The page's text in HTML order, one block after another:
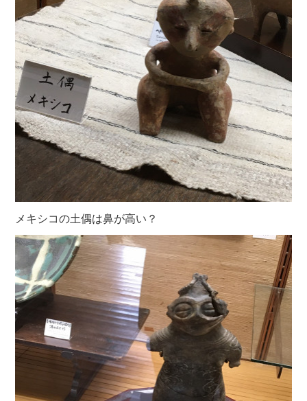
メキシコの土偶は鼻が高い？